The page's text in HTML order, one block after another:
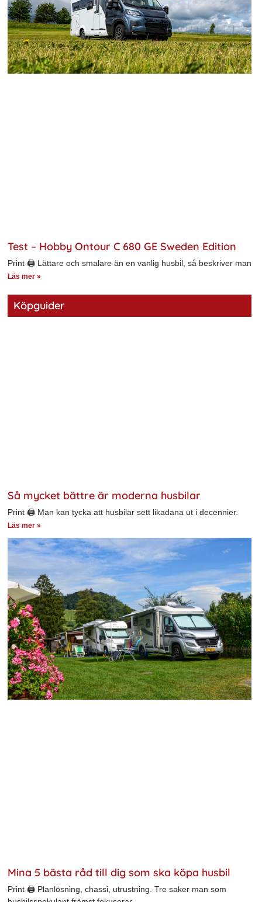
Test – Hobby Ontour C 680 GE Sweden Edition
Print 🖨 Lättare och smalare än en vanlig husbil, så beskriver man
Läs mer »
Köpguider
Så mycket bättre är moderna husbilar
Print 🖨 Man kan tycka att husbilar sett likadana ut i decennier.
Läs mer »
Mina 5 bästa råd till dig som ska köpa husbil
Print 🖨 Planlösning, chassi, utrustning. Tre saker man som